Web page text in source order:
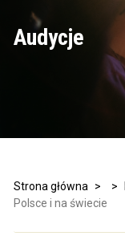
Audycje
Strona główna > >
Polsce i na świecie